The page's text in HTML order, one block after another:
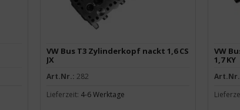
VW Bus T3 Zylinderkopf nackt 1,6 CS
JX
Art.Nr.: 282
Lieferzeit: 4-6 Werktage
VW
1,7 KY